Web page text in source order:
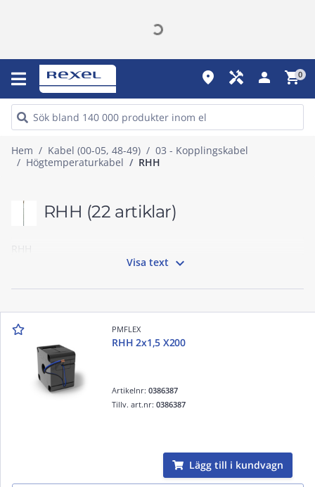
place handyman person shopping_cart0
Hem Kabel (00-05, 48-49)
03 - Kopplingskabel
Högtemperaturkabel
RHH
RHH (22 artiklar)
RHH
Visa text 
PMFLEX
RHH 2x1,5 X200
Artikelnr:0386387
Tillv. art.nr:0386387
Lägg till i kundvagn